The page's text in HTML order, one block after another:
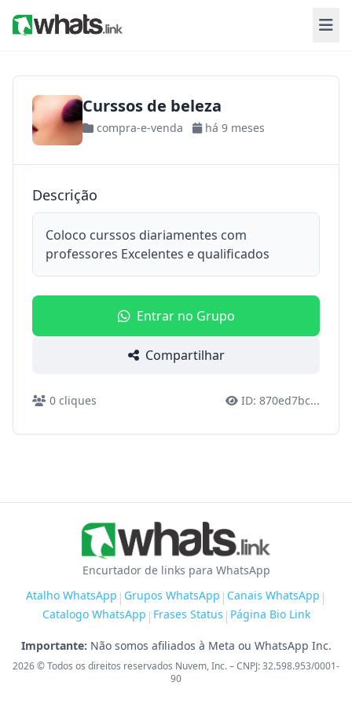
Curssos de beleza
compra-e-venda há 9 meses
Descrição
Coloco curssos diariamentes com
professores Excelentes e qualificados
Entrar no Grupo
Compartilhar
0 cliques ID: 870ed7bc...
Encurtador de links para WhatsApp
Atalho WhatsApp | Grupos WhatsApp | Canais WhatsApp |
Catalogo WhatsApp | Frases Status | Página Bio Link
Importante: Não somos afiliados à Meta ou WhatsApp Inc.
2026© Todos os direitos reservados Nuvem, Inc. – CNPJ: 32.598.953/0001-
90